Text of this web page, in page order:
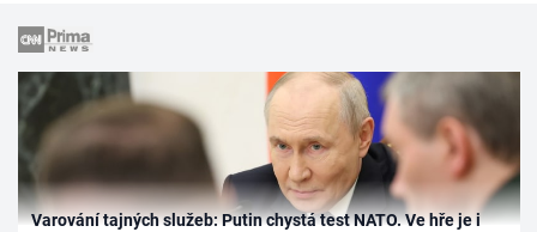
Varování tajných služeb: Putin chystá test NATO. Ve hře je i